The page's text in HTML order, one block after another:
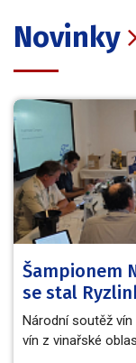
Novinky
Šampionem
se stal
Národní soutěž
vín z vinařské